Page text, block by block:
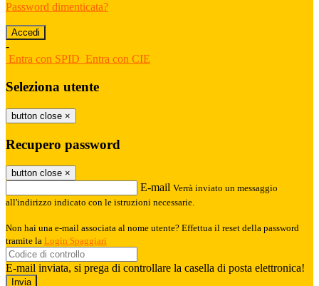
Password dimenticata?
-
Entra con SPID Entra con CIE
Seleziona utente
button close ×
Recupero password
button close ×
E-mail Verrà inviato un messaggio
all'indirizzo indicato con le istruzioni necessarie.
Non hai una e-mail associata al nome utente? Effettua il reset della password
tramite la Login Spaggiari
E-mail inviata, si prega di controllare la casella di posta elettronica!